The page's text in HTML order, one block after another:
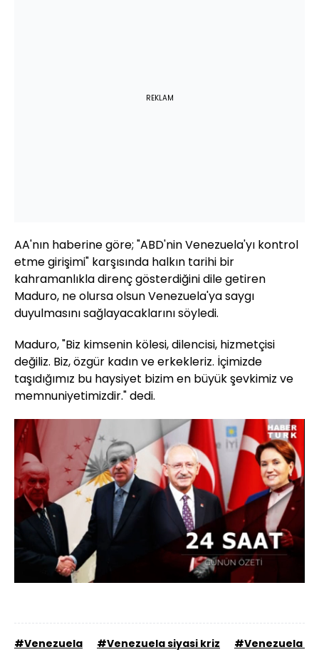
REKLAM
AA'nın haberine göre; "ABD'nin Venezuela'yı kontrol
etme girişimi" karşısında halkın tarihi bir
kahramanlıkla direnç gösterdiğini dile getiren
Maduro, ne olursa olsun Venezuela'ya saygı
duyulmasını sağlayacaklarını söyledi.
Maduro, "Biz kimsenin kölesi, dilencisi, hizmetçisi
değiliz. Biz, özgür kadın ve erkekleriz. İçimizde
taşıdığımız bu haysiyet bizim en büyük şevkimiz ve
memnuniyetimizdir." dedi.
Sesi
Aç
Oynatma
Hızı
#Venezuela #Venezuela siyasi kriz #Venezuela